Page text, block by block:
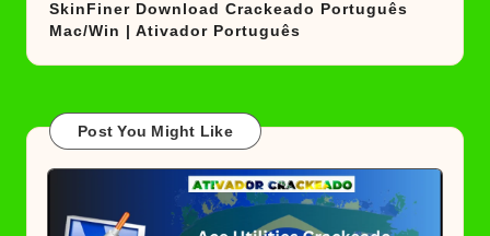
SkinFiner Download Crackeado Português
Mac/Win | Ativador Português
Post You Might Like